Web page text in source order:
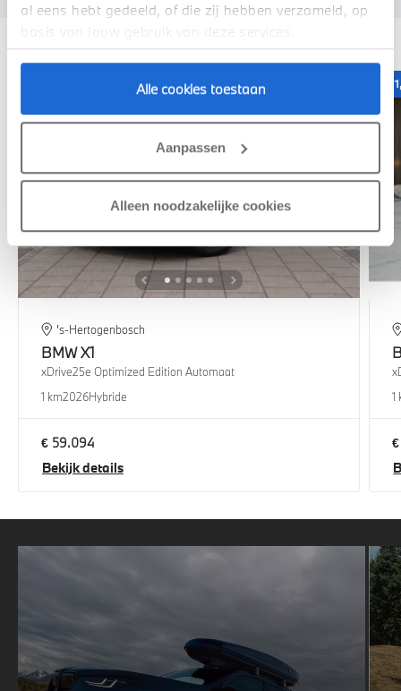
al eens hebt gedeeld, of die zij hebben verzameld, op
basis van jouw gebruik van deze services.
Alle cookies toestaan
Aanpassen
Alleen noodzakelijke cookies
Deze zijn vergelijkbaar
's-Hertogenbosch
BMWX1
xDrive25e Optimized Edition Automaat
1 km2026Hybride
€ 59.094
Bekijk details
1